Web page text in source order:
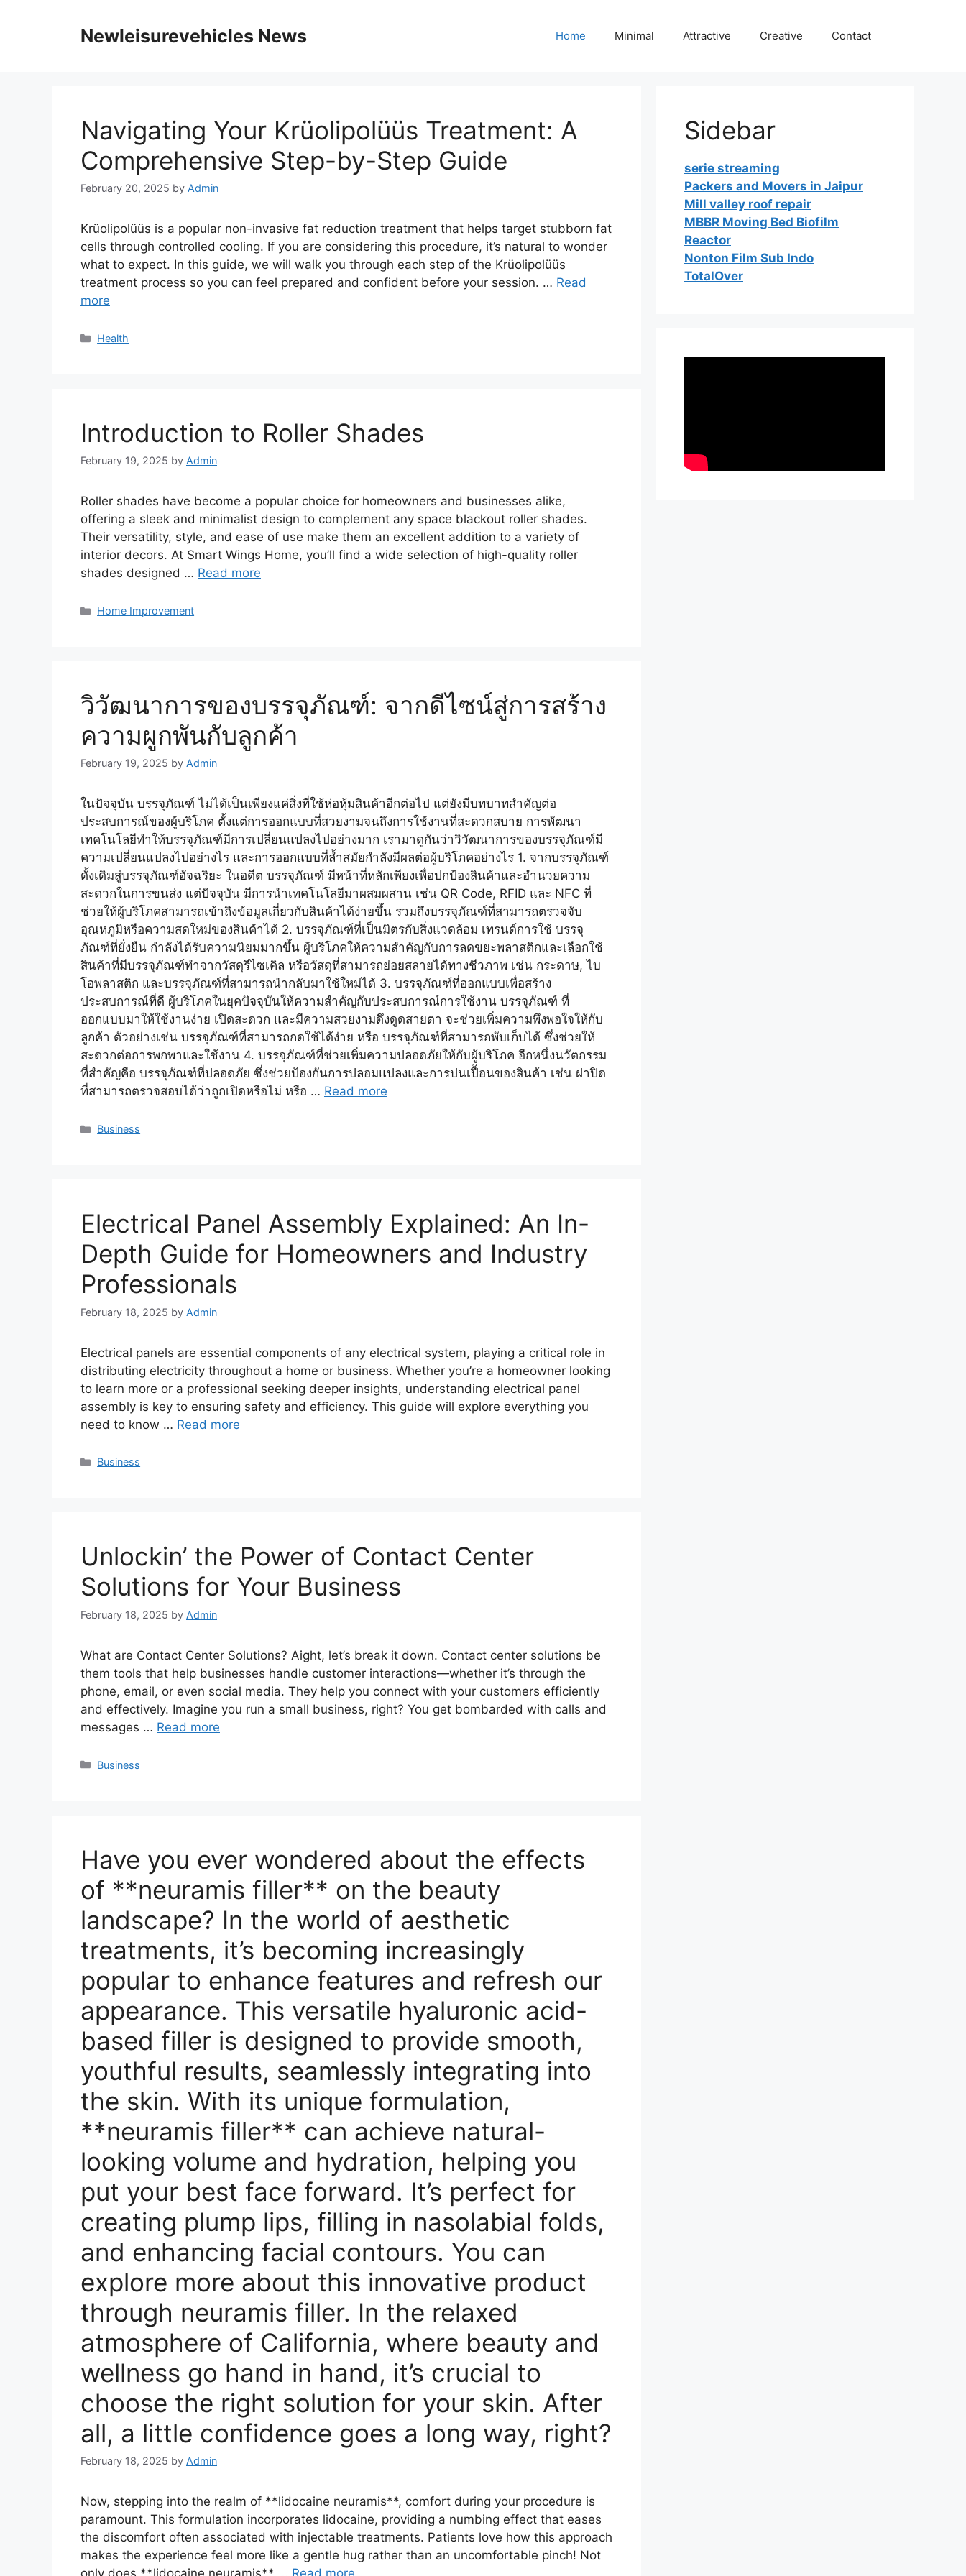
Newleisurevehicles News Home Minimal Attractive Creative Contact
Navigating Your Krüolipolüüs Treatment: A
Comprehensive Step-by-Step Guide
February 20, 2025 by Admin
Krüolipolüüs is a popular non-invasive fat reduction treatment that helps target stubborn fat
cells through controlled cooling. If you are considering this procedure, it’s natural to wonder
what to expect. In this guide, we will walk you through each step of the Krüolipolüüs
treatment process so you can feel prepared and confident before your session. … Read
more
Categories
Health
Introduction to Roller Shades
February 19, 2025 by Admin
Roller shades have become a popular choice for homeowners and businesses alike,
offering a sleek and minimalist design to complement any space blackout roller shades.
Their versatility, style, and ease of use make them an excellent addition to a variety of
interior decors. At Smart Wings Home, you’ll find a wide selection of high-quality roller
shades designed … Read more
Categories
Home Improvement
วิวัฒนาการของบรรจุภัณฑ์: จากดีไซน์สู่การสร้าง
ความผูกพันกับลูกค้า
February 19, 2025 by Admin
ในปัจจุบัน บรรจุภัณฑ์ ไม่ได้เป็นเพียงแค่สิ่งที่ใช้ห่อหุ้มสินค้าอีกต่อไป แต่ยังมีบทบาทสำคัญต่อ
ประสบการณ์ของผู้บริโภค ตั้งแต่การออกแบบที่สวยงามจนถึงการใช้งานที่สะดวกสบาย การพัฒนา
เทคโนโลยีทำให้บรรจุภัณฑ์มีการเปลี่ยนแปลงไปอย่างมาก เรามาดูกันว่าวิวัฒนาการของบรรจุภัณฑ์มี
ความเปลี่ยนแปลงไปอย่างไร และการออกแบบที่ล้ำสมัยกำลังมีผลต่อผู้บริโภคอย่างไร 1. จากบรรจุภัณฑ์
ดั้งเดิมสู่บรรจุภัณฑ์อัจฉริยะ ในอดีต บรรจุภัณฑ์ มีหน้าที่หลักเพียงเพื่อปกป้องสินค้าและอำนวยความ
สะดวกในการขนส่ง แต่ปัจจุบัน มีการนำเทคโนโลยีมาผสมผสาน เช่น QR Code, RFID และ NFC ที่
ช่วยให้ผู้บริโภคสามารถเข้าถึงข้อมูลเกี่ยวกับสินค้าได้ง่ายขึ้น รวมถึงบรรจุภัณฑ์ที่สามารถตรวจจับ
อุณหภูมิหรือความสดใหม่ของสินค้าได้ 2. บรรจุภัณฑ์ที่เป็นมิตรกับสิ่งแวดล้อม เทรนด์การใช้ บรรจุ
ภัณฑ์ที่ยั่งยืน กำลังได้รับความนิยมมากขึ้น ผู้บริโภคให้ความสำคัญกับการลดขยะพลาสติกและเลือกใช้
สินค้าที่มีบรรจุภัณฑ์ทำจากวัสดุรีไซเคิล หรือวัสดุที่สามารถย่อยสลายได้ทางชีวภาพ เช่น กระดาษ, ไบ
โอพลาสติก และบรรจุภัณฑ์ที่สามารถนำกลับมาใช้ใหม่ได้ 3. บรรจุภัณฑ์ที่ออกแบบเพื่อสร้าง
ประสบการณ์ที่ดี ผู้บริโภคในยุคปัจจุบันให้ความสำคัญกับประสบการณ์การใช้งาน บรรจุภัณฑ์ ที่
ออกแบบมาให้ใช้งานง่าย เปิดสะดวก และมีความสวยงามดึงดูดสายตา จะช่วยเพิ่มความพึงพอใจให้กับ
ลูกค้า ตัวอย่างเช่น บรรจุภัณฑ์ที่สามารถกดใช้ได้ง่าย หรือ บรรจุภัณฑ์ที่สามารถพับเก็บได้ ซึ่งช่วยให้
สะดวกต่อการพกพาและใช้งาน 4. บรรจุภัณฑ์ที่ช่วยเพิ่มความปลอดภัยให้กับผู้บริโภค อีกหนึ่งนวัตกรรม
ที่สำคัญคือ บรรจุภัณฑ์ที่ปลอดภัย ซึ่งช่วยป้องกันการปลอมแปลงและการปนเปื้อนของสินค้า เช่น ฝาปิด
ที่สามารถตรวจสอบได้ว่าถูกเปิดหรือไม่ หรือ … Read more
Categories
Business
Electrical Panel Assembly Explained: An In-
Depth Guide for Homeowners and Industry
Professionals
February 18, 2025 by Admin
Electrical panels are essential components of any electrical system, playing a critical role in
distributing electricity throughout a home or business. Whether you’re a homeowner looking
to learn more or a professional seeking deeper insights, understanding electrical panel
assembly is key to ensuring safety and efficiency. This guide will explore everything you
need to know … Read more
Categories
Business
Unlockin’ the Power of Contact Center
Solutions for Your Business
February 18, 2025 by Admin
What are Contact Center Solutions? Aight, let’s break it down. Contact center solutions be
them tools that help businesses handle customer interactions—whether it’s through the
phone, email, or even social media. They help you connect with your customers efficiently
and effectively. Imagine you run a small business, right? You get bombarded with calls and
messages … Read more
Categories
Business
Have you ever wondered about the effects
of **neuramis filler** on the beauty
landscape? In the world of aesthetic
treatments, it’s becoming increasingly
popular to enhance features and refresh our
appearance. This versatile hyaluronic acid-
based filler is designed to provide smooth,
youthful results, seamlessly integrating into
the skin. With its unique formulation,
**neuramis filler** can achieve natural-
looking volume and hydration, helping you
put your best face forward. It’s perfect for
creating plump lips, filling in nasolabial folds,
and enhancing facial contours. You can
explore more about this innovative product
through neuramis filler. In the relaxed
atmosphere of California, where beauty and
wellness go hand in hand, it’s crucial to
choose the right solution for your skin. After
all, a little confidence goes a long way, right?
February 18, 2025 by Admin
Now, stepping into the realm of **lidocaine neuramis**, comfort during your procedure is
paramount. This formulation incorporates lidocaine, providing a numbing effect that eases
the discomfort often associated with injectable treatments. Patients love how this approach
makes the experience feel more like a gentle hug rather than an uncomfortable pinch! Not
only does **lidocaine neuramis** … Read more
Sidebar
serie streaming
Packers and Movers in Jaipur
Mill valley roof repair
MBBR Moving Bed Biofilm
Reactor
Nonton Film Sub Indo
TotalOver